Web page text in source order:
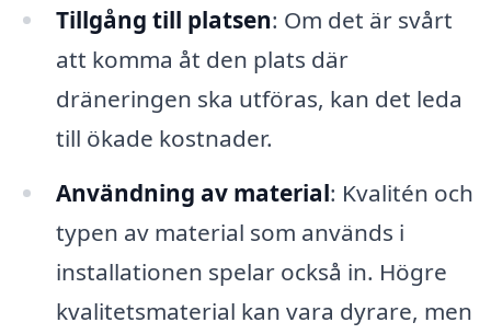
Tillgång till platsen: Om det är svårt
att komma åt den plats där
dräneringen ska utföras, kan det leda
till ökade kostnader.
Användning av material: Kvalitén och
typen av material som används i
installationen spelar också in. Högre
kvalitetsmaterial kan vara dyrare, men